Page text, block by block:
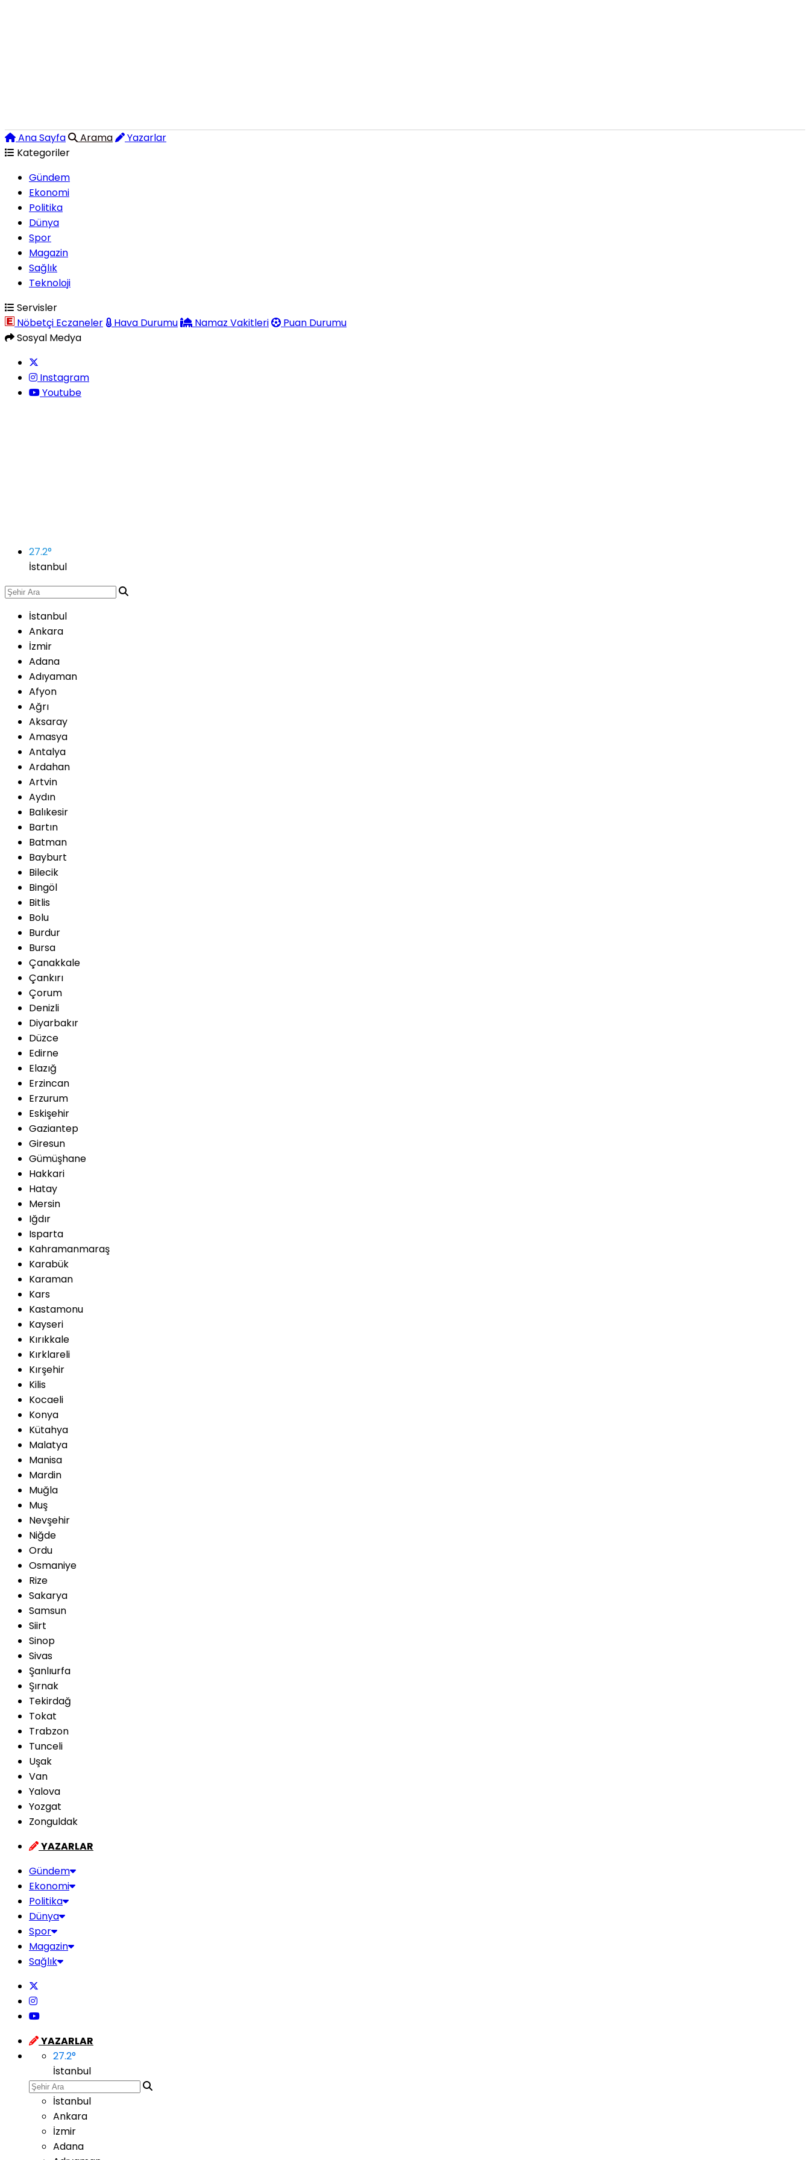
Ana Sayfa Arama
Yazarlar
Kategoriler
Gündem
Ekonomi
Politika
Dünya
Spor
Magazin
Sağlık
Teknoloji
Servisler
Nöbetçi Eczaneler
Hava Durumu Namaz Vakitleri
Puan Durumu
Sosyal Medya
Instagram
Youtube
27.2°
İstanbul
İstanbul
Ankara
İzmir
Adana
Adıyaman
Afyon
Ağrı
Aksaray
Amasya
Antalya
Ardahan
Artvin
Aydın
Balıkesir
Bartın
Batman
Bayburt
Bilecik
Bingöl
Bitlis
Bolu
Burdur
Bursa
Çanakkale
Çankırı
Çorum
Denizli
Diyarbakır
Düzce
Edirne
Elazığ
Erzincan
Erzurum
Eskişehir
Gaziantep
Giresun
Gümüşhane
Hakkari
Hatay
Mersin
Iğdır
Isparta
Kahramanmaraş
Karabük
Karaman
Kars
Kastamonu
Kayseri
Kırıkkale
Kırklareli
Kırşehir
Kilis
Kocaeli
Konya
Kütahya
Malatya
Manisa
Mardin
Muğla
Muş
Nevşehir
Niğde
Ordu
Osmaniye
Rize
Sakarya
Samsun
Siirt
Sinop
Sivas
Şanlıurfa
Şırnak
Tekirdağ
Tokat
Trabzon
Tunceli
Uşak
Van
Yalova
Yozgat
Zonguldak
YAZARLAR
Gündem
Ekonomi
Politika
Dünya
Spor
Magazin
Sağlık
YAZARLAR
27.2°
İstanbul
İstanbul
Ankara
İzmir
Adana